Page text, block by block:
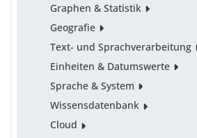
Graphen & Statistik
Geografie
Text- und Sprachverarbeitung
Einheiten & Datumswerte
Sprache & System
Wissensdatenbank
Cloud